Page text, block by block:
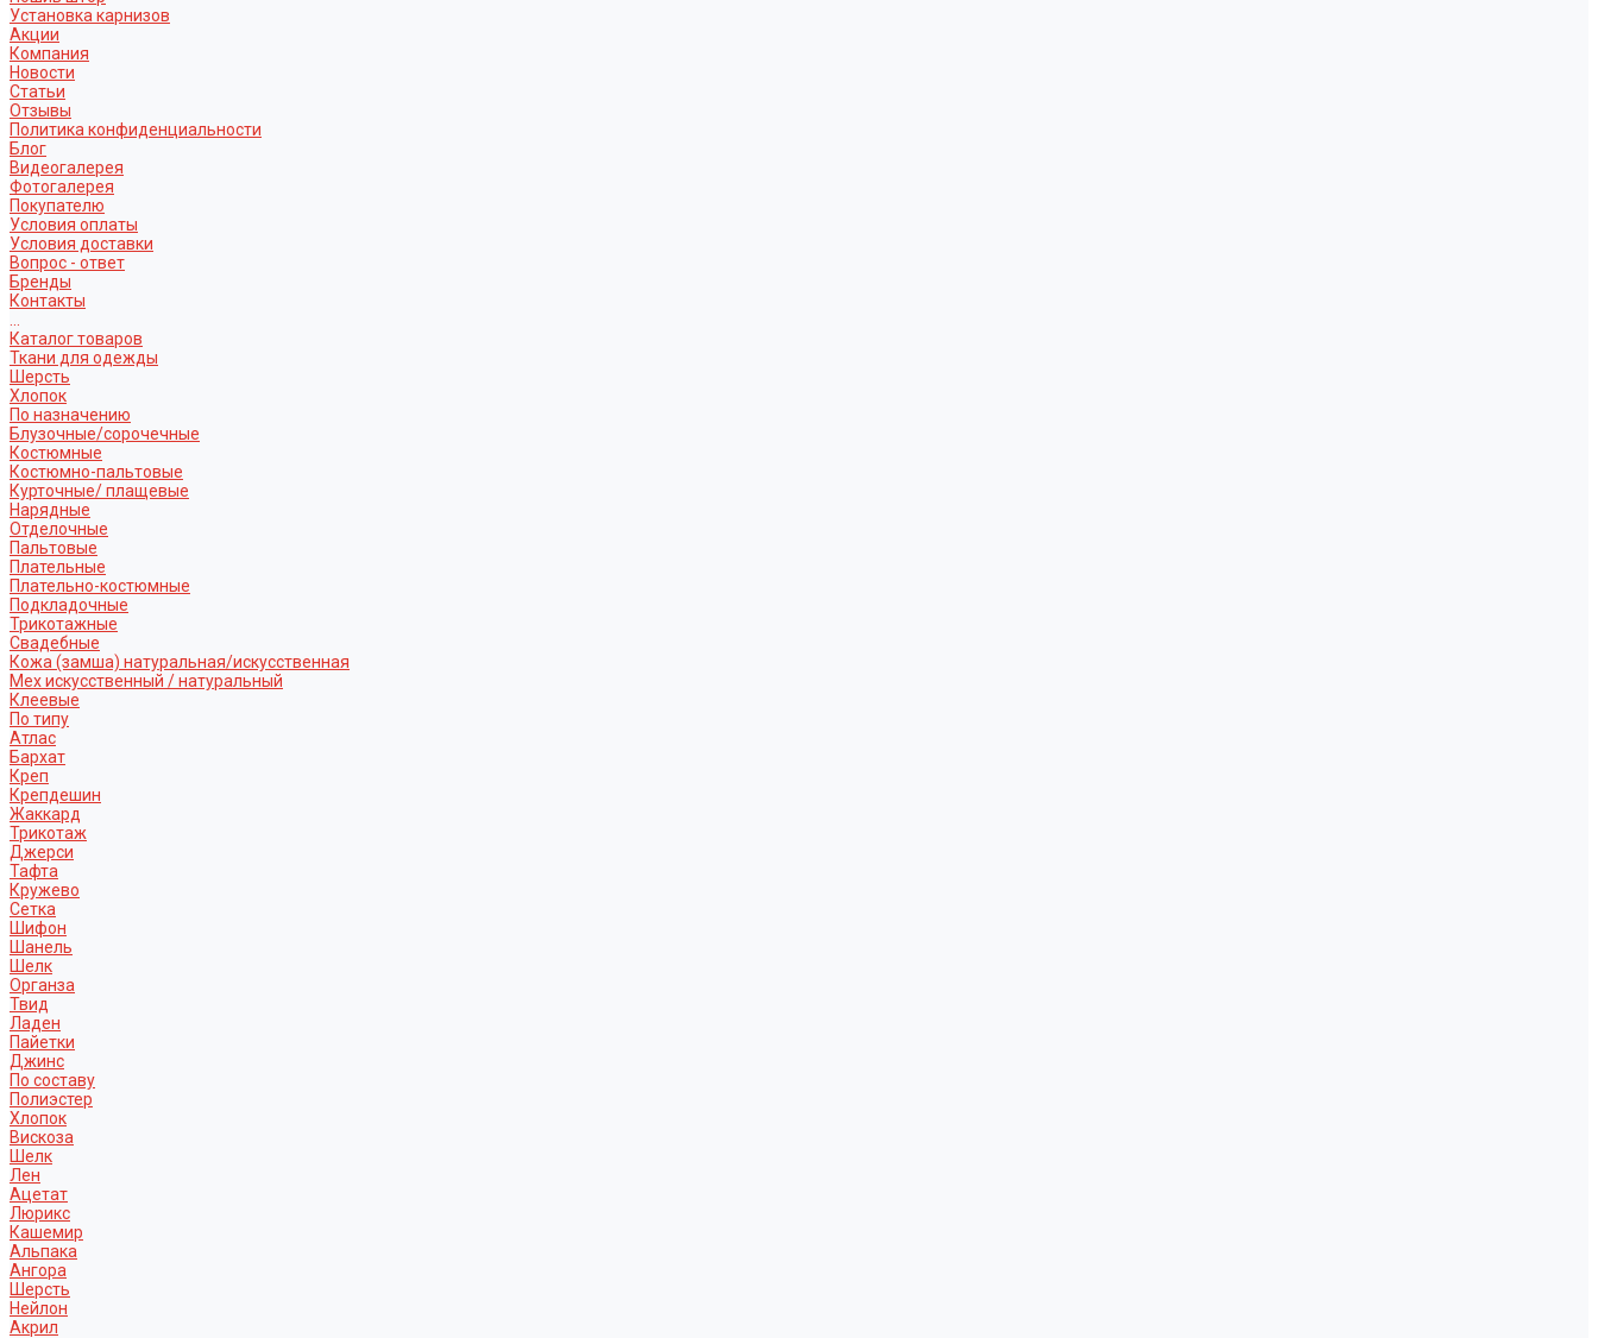
Установка карнизов
Акции
Компания
Новости
Статьи
Отзывы
Политика конфиденциальности
Блог
Видеогалерея
Фотогалерея
Покупателю
Условия оплаты
Условия доставки
Вопрос - ответ
Бренды
Контакты
Каталог товаров
Ткани для одежды
Шерсть
Хлопок
По назначению
Блузочные/сорочечные
Костюмные
Костюмно-пальтовые
Курточные/ плащевые
Нарядные
Отделочные
Пальтовые
Плательные
Плательно-костюмные
Подкладочные
Трикотажные
Свадебные
Кожа (замша) натуральная/искусственная
Мех искусственный / натуральный
Клеевые
По типу
Атлас
Бархат
Креп
Крепдешин
Жаккард
Трикотаж
Джерси
Тафта
Кружево
Сетка
Шифон
Шанель
Шелк
Органза
Твид
Ладен
Пайетки
Джинс
По составу
Полиэстер
Хлопок
Вискоза
Шелк
Лен
Ацетат
Люрикс
Кашемир
Альпака
Ангора
Шерсть
Нейлон
Акрил